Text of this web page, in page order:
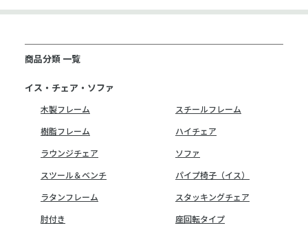
商品分類 一覧
イス・チェア・ソファ
木製フレーム
スチールフレーム
樹脂フレーム
ハイチェア
ラウンジチェア
ソファ
スツール＆ベンチ
パイプ椅子（イス）
ラタンフレーム
スタッキングチェア
肘付き
座回転タイプ